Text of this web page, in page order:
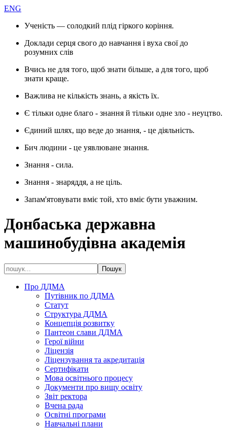
ENG
Ученість — солодкий плід гіркого коріння.
Доклади серця свого до навчання і вуха свої до
розумних слів
Вчись не для того, щоб знати більше, а для того, щоб
знати краще.
Важлива не кількість знань, а якість їх.
Є тільки одне благо - знання й тільки одне зло - неуцтво.
Єдиний шлях, що веде до знання, - це діяльність.
Бич людини - це уявлюване знання.
Знання - сила.
Знання - знаряддя, а не ціль.
Запам'ятовувати вміє той, хто вміє бути уважним.
Донбаська державна
машинобудівна академія
Про ДДМА
Путівник по ДДМА
Статут
Структура ДДМА
Концепція розвитку
Пантеон слави ДДМА
Герої війни
Ліцензія
Ліцензування та акредитація
Сертифікати
Мова освітнього процесу
Документи про вищу освіту
Звіт ректора
Вчена рада
Освітні програми
Навчальні плани